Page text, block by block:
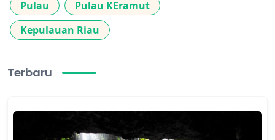
Pulau
Pulau KEramut
Kepulauan Riau
Terbaru